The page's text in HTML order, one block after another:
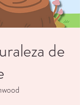
de